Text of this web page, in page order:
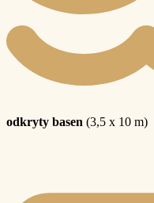
odkryty basen (3,5 x 10 m)